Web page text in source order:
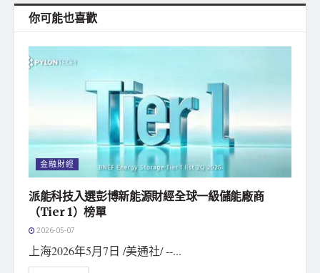
你可能也喜歡
金融財經
派能科技入選彭博新能源財經全球一級儲能廠商
（Tier 1）榜單
2026-05-07
上海2026年5月7日 /美通社/ --...